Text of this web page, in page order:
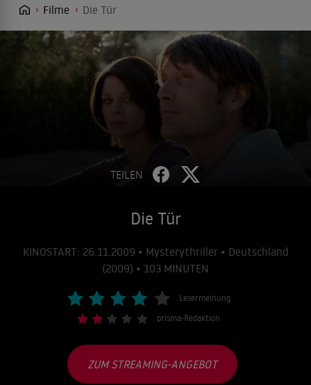
Filme Die Tür
TEILEN
Die Tür
KINOSTART: 26.11.2009 • Mysterythriller • Deutschland
(2009) • 103 MINUTEN
Lesermeinung
prisma-Redaktion
ZUM STREAMING-ANGEBOT